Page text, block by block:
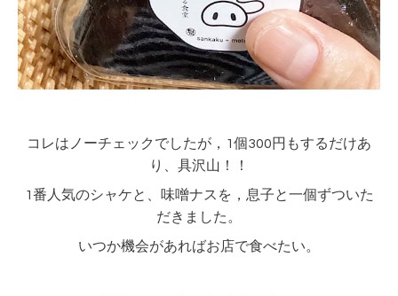
コレはノーチェックでしたが，1個300円もするだけあ
り、具沢山！！
1番人気のシャケと、味噌ナスを，息子と一個ずついた
だきました。
いつか機会があればお店で食べたい。